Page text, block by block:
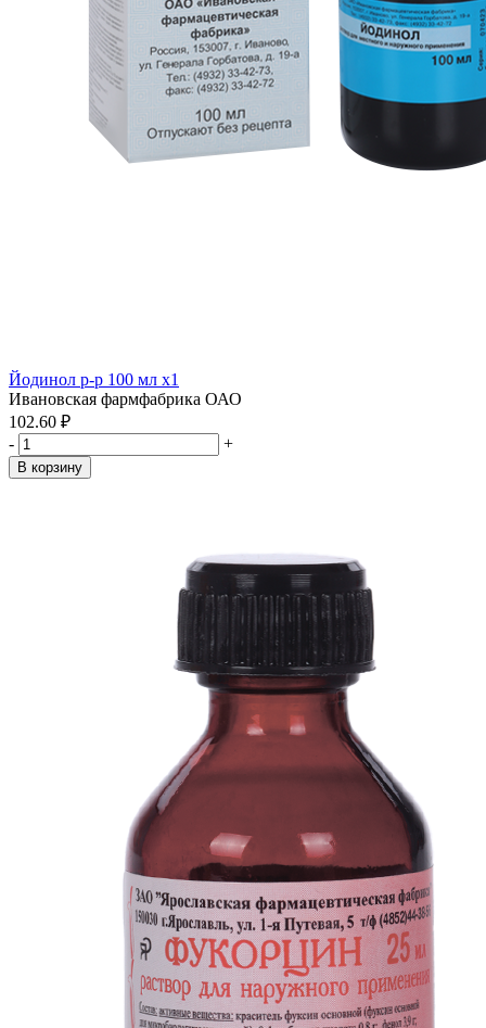
Йодинол р-р 100 мл x1
Ивановская фармфабрика ОАО
102.60 ₽
-
+
В корзину